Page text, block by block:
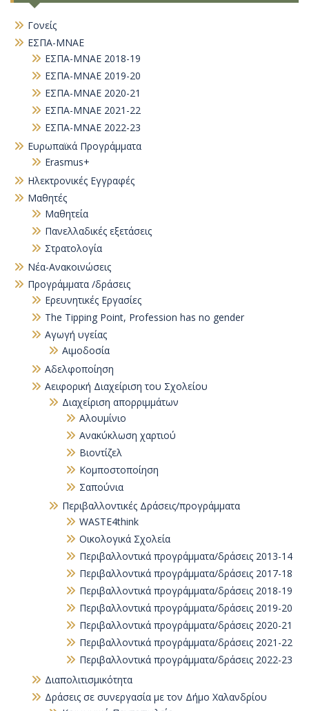
Γονείς
ΕΣΠΑ-ΜΝΑΕ
ΕΣΠΑ-ΜΝΑΕ 2018-19
ΕΣΠΑ-ΜΝΑΕ 2019-20
ΕΣΠΑ-ΜΝΑΕ 2020-21
ΕΣΠΑ-ΜΝΑΕ 2021-22
ΕΣΠΑ-ΜΝΑΕ 2022-23
Ευρωπαϊκά Προγράμματα
Erasmus+
Ηλεκτρονικές Εγγραφές
Μαθητές
Μαθητεία
Πανελλαδικές εξετάσεις
Στρατολογία
Νέα-Ανακοινώσεις
Προγράμματα /δράσεις
Eρευνητικές Εργασίες
The Tipping Point, Profession has no gender
Αγωγή υγείας
Αιμοδοσία
Αδελφοποίηση
Αειφορική Διαχείριση του Σχολείου
Διαχείριση απορριμμάτων
Αλουμίνιο
Ανακύκλωση χαρτιού
Βιοντίζελ
Κομποστοποίηση
Σαπούνια
Περιβαλλοντικές Δράσεις/προγράμματα
WASTE4think
Οικολογικά Σχολεία
Περιβαλλοντικά προγράμματα/δράσεις 2013-14
Περιβαλλοντικά προγράμματα/δράσεις 2017-18
Περιβαλλοντικά προγράμματα/δράσεις 2018-19
Περιβαλλοντικά προγράμματα/δράσεις 2019-20
Περιβαλλοντικά προγράμματα/δράσεις 2020-21
Περιβαλλοντικά προγράμματα/δράσεις 2021-22
Περιβαλλοντικά προγράμματα/δράσεις 2022-23
Διαπολιτισμικότητα
Δράσεις σε συνεργασία με τον Δήμο Χαλανδρίου